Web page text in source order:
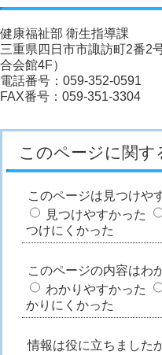
健康福祉部 衛生指導課
三重県四日市市諏訪町2番2
合会館4F）
電話番号：059-352-0591
FAX番号：059-351-3304
このページに関す
このページは見つけや
見つけやすかった
つけにくかった
このページの内容はわ
わかりやすかった
かりにくかった
情報は役に立ちました